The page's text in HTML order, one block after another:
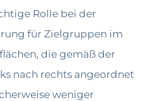
Rolle bei der
für Zielgruppen im
die gemäß der
nach rechts angeordnet
weniger